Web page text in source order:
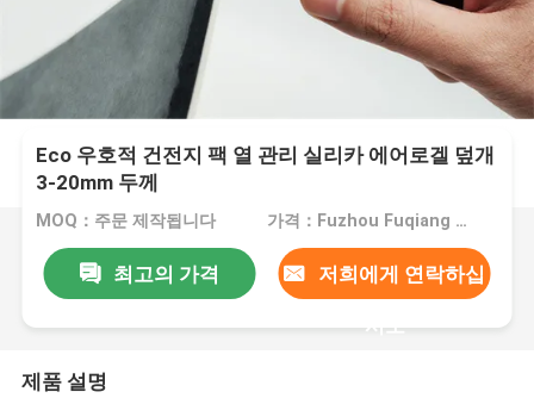
Eco 우호적 건전지 팩 열 관리 실리카 에어로겔 덮개
3-20mm 두께
MOQ：주문 제작됩니다 가격：Fuzhou Fuqiang Precision Co.,Ltd.
최고의 가격 저희에게 연락하십
시오
제품 설명